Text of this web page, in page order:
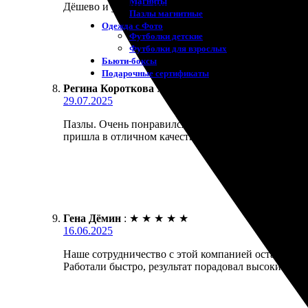
Пазлы магнитные
Одежда с Фото
Футболки детские
Футболки для взрослых
Бьюти-боксы
Подарочные сертификаты
Дёшево и удобно. Заказал печать фотокниги,
Регина Короткова :
29.07.2025
Пазлы. Очень понравился процесс оформления
пришла в отличном качестве и ярких цветах. Рада
Гена Дёмин : ★ ★ ★ ★ ★
16.06.2025
Наше сотрудничество с этой компанией оставило
Работали быстро, результат порадовал высоким